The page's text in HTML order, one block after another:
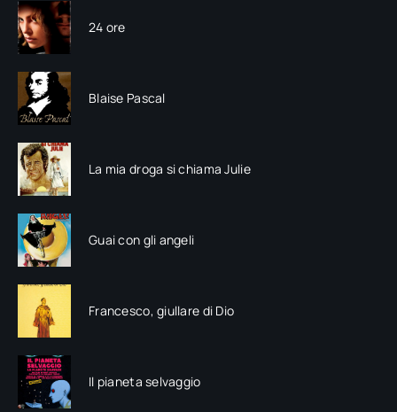
24 ore
Blaise Pascal
La mia droga si chiama Julie
Guai con gli angeli
Francesco, giullare di Dio
Il pianeta selvaggio